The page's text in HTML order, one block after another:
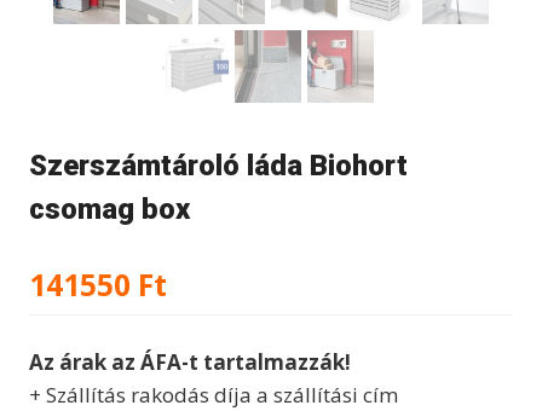
Szerszámtároló láda Biohort
csomag box
141550 Ft
Az árak az ÁFA-t tartalmazzák!
+ Szállítás rakodás díja a szállítási cím